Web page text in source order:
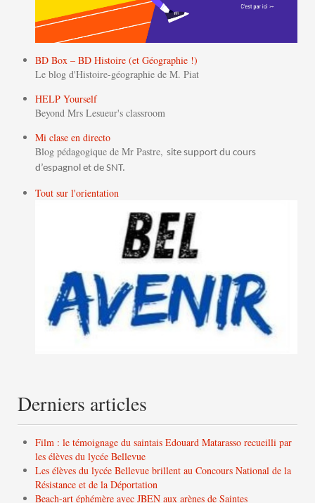
BD Box – BD Histoire (et Géographie !)
Le blog d'Histoire-géographie de M. Piat
HELP Yourself
Beyond Mrs Lesueur's classroom
Mi clase en directo
Blog pédagogique de Mr Pastre, site support du cours
d’espagnol et de SNT.
Tout sur l'orientation
Derniers articles
Film : le témoignage du saintais Edouard Matarasso recueilli par
les élèves du lycée Bellevue
Les élèves du lycée Bellevue brillent au Concours National de la
Résistance et de la Déportation
Beach-art éphémère avec JBEN aux arènes de Saintes